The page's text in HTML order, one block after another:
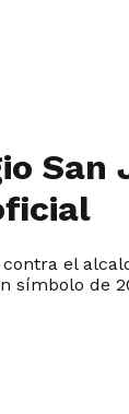
el
símbolo de